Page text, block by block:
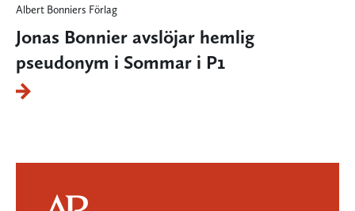
Albert Bonniers Förlag
Jonas Bonnier avslöjar hemlig
pseudonym i Sommar i P1